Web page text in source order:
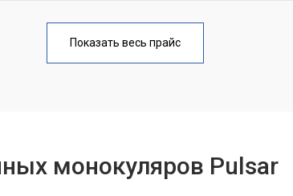
от 60 мин
Показать весь прайс
монокуляров Pulsar